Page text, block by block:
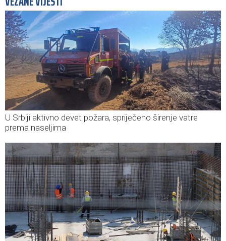
U Srbiji aktivno devet požara, spriječeno širenje vatre
prema naseljima